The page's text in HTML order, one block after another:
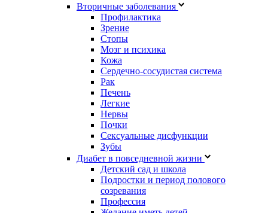
Вторичные заболевания
Профилактика
Зрение
Стопы
Мозг и психика
Кожа
Сердечно-сосудистая система
Рак
Печень
Легкие
Нервы
Почки
Сексуальные дисфункции
Зубы
Диабет в повседневной жизни
Детский сад и школа
Подростки и период полового
созревания
Профессия